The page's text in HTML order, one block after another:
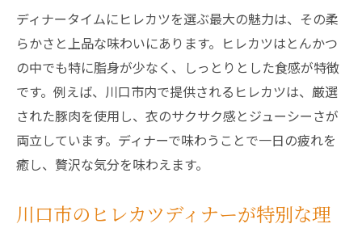
とろける食感のヒレカツを堪能したい夜に
ディナーで楽しむとろけるヒレカツの食感
体験
ヒレカツが主役の夜におすすめのディナー
選び
とんかつ専門店のディナーで味わう柔らか
さ
ラン
ディナータイムにヒレカツを選ぶ最大の魅力は、その柔
らかさと上品な味わいにあります。ヒレカツはとんかつ
の中でも特に脂身が少なく、しっとりとした食感が特徴
です。例えば、川口市内で提供されるヒレカツは、厳選
された豚肉を使用し、衣のサクサク感とジューシーさが
両立しています。ディナーで味わうことで一日の疲れを
癒し、贅沢な気分を味わえます。
川口市のヒレカツディナーが特別な理